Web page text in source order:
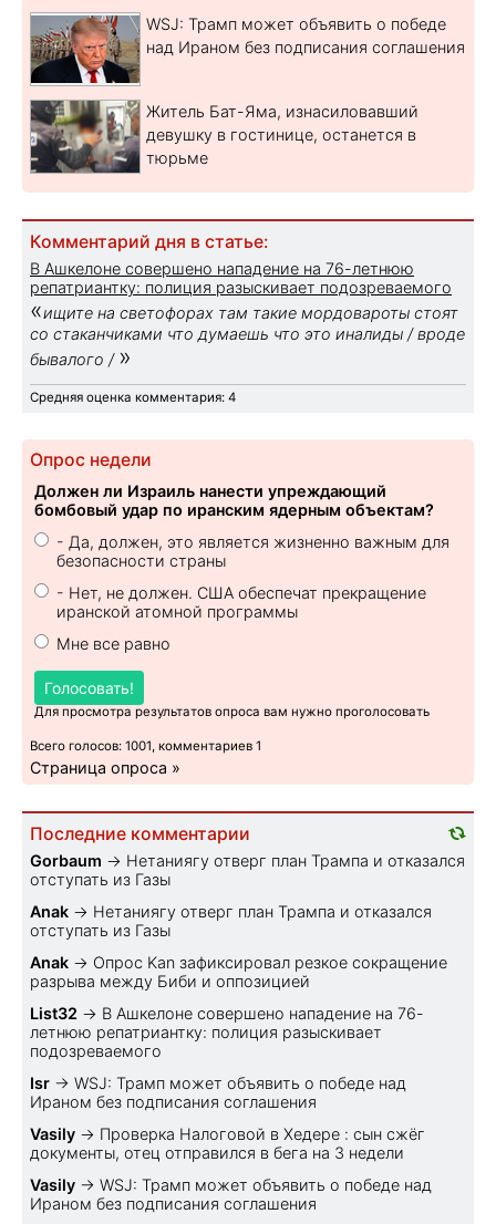
WSJ: Трамп может объявить о победе
над Ираном без подписания соглашения
Житель Бат-Яма, изнасиловавший
девушку в гостинице, останется в
тюрьме
Комментарий дня в статье:
В Ашкелоне совершено нападение на 76-летнюю
репатриантку: полиция разыскивает подозреваемого
«ищите на светофорах там такие мордовароты стоят
со стаканчиками что думаешь что это иналиды / вроде
бывалого / »
Средняя оценка комментария: 4
Опрос недели
Должен ли Израиль нанести упреждающий
бомбовый удар по иранским ядерным объектам?
- Да, должен, это является жизненно важным для
безопасности страны
- Нет, не должен. США обеспечат прекращение
иранской атомной программы
Мне все равно
Голосовать!
Для просмотра результатов опроса вам нужно проголосовать
Всего голосов: 1001, комментариев 1
Страница опроса »
Последние комментарии
Gorbaum → Нетаниягу отверг план Трампа и отказался
отступать из Газы
Anak → Нетаниягу отверг план Трампа и отказался
отступать из Газы
Anak → Опрос Kan зафиксировал резкое сокращение
разрыва между Биби и оппозицией
List32 → В Ашкелоне совершено нападение на 76-
летнюю репатриантку: полиция разыскивает
подозреваемого
Isr → WSJ: Трамп может объявить о победе над
Ираном без подписания соглашения
Vasily → Проверка Налоговой в Хедере : сын сжёг
документы, отец отправился в бега на 3 недели
Vasily → WSJ: Трамп может объявить о победе над
Ираном без подписания соглашения